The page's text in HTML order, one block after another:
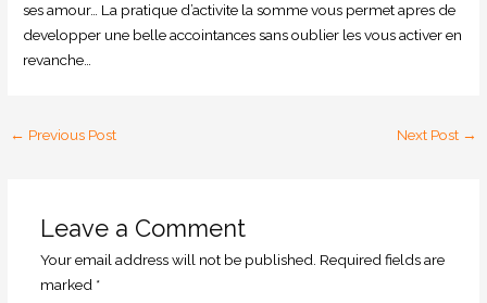
ses amour… La pratique d’activite la somme vous permet apres de
developper une belle accointances sans oublier les vous activer en
revanche…
← Previous Post Next Post →
Leave a Comment
Your email address will not be published. Required fields are
marked *